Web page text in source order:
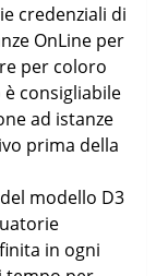
credenziali di
OnLine per
per coloro
consigliabile
ad istanze
prima della
modello D3
in ogni